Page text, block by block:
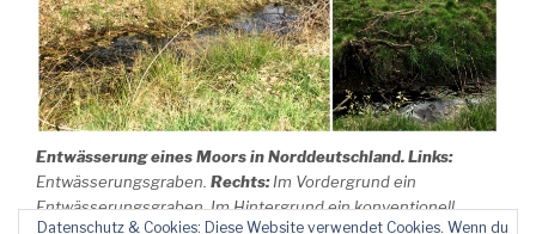
Entwässerung eines Moors in Norddeutschland.Links:
Entwässerungsgraben. Rechts:Im Vordergrund ein
Entwässerungsgraben. Im Hintergrund ein konventionell
Datenschutz & Cookies: Diese Website verwendet Cookies. Wenn du